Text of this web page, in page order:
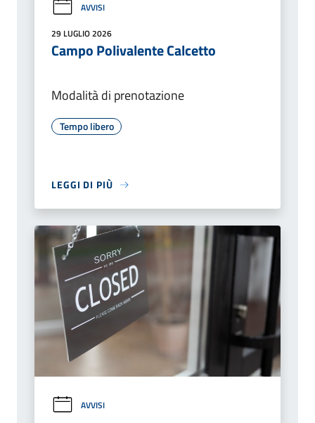
AVVISI
29 LUGLIO 2026
Campo Polivalente Calcetto
Modalità di prenotazione
Tempo libero
LEGGI DI PIÙ
AVVISI